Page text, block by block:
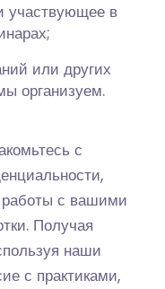
участвующее в
или других
организуем.
с
с вашими
Получая
наши
с практиками,